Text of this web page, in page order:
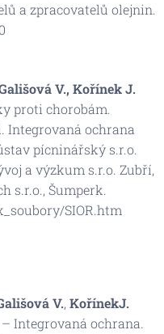
a zpracovatelů olejnin.
V., Kořínek J.
proti chorobám.
Integrovaná ochrana
pícninářský s.r.o.
a výzkum s.r.o. Zubří,
s.r.o., Šumperk.
SIOR.htm
V., KořínekJ.
Integrovaná ochrana.